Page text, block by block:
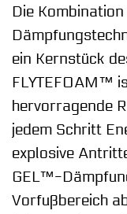
Die
ein Kernstück
FLYTEFOAM™
hervorragende
jedem Schritt
explosive
GEL™-
Vorfußbereich